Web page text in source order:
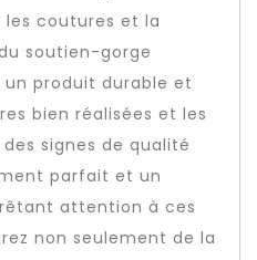
coutures et la
soutien-gorge
produit durable et
bien réalisées et les
signes de qualité
parfait et un
attention à ces
non seulement de la